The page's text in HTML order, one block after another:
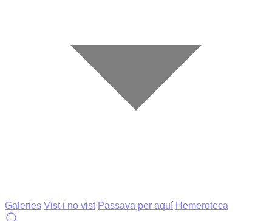
Galeries Vist i no vist Passava per aquí Hemeroteca